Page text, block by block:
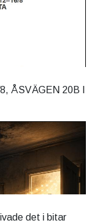
ÅSVÄGEN 20B I
det i bitar